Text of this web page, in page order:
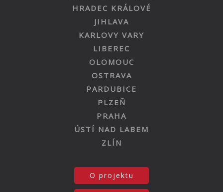
HRADEC KRÁLOVÉ
JIHLAVA
KARLOVY VARY
LIBEREC
OLOMOUC
OSTRAVA
PARDUBICE
PLZEŇ
PRAHA
ÚSTÍ NAD LABEM
ZLÍN
O projektu